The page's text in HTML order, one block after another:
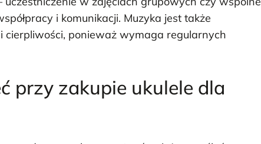
i komunikacji. Muzyka jest także
cierpliwości, ponieważ wymaga regularnych
przy zakupie ukulele dla